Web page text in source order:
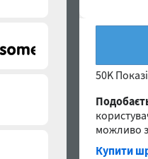
50K
можливо
Купити